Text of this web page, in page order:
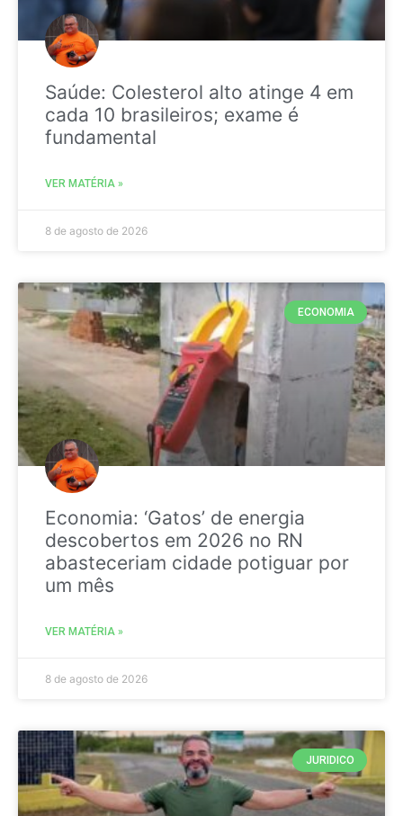
Saúde: Colesterol alto atinge 4 em
cada 10 brasileiros; exame é
fundamental
VER MATÉRIA »
8 de agosto de 2026
ECONOMIA
Economia: ‘Gatos’ de energia
descobertos em 2026 no RN
abasteceriam cidade potiguar por
um mês
VER MATÉRIA »
8 de agosto de 2026
JURIDICO